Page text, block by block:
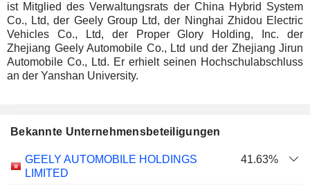
ist Mitglied des Verwaltungsrats der China Hybrid System
Co., Ltd, der Geely Group Ltd, der Ninghai Zhidou Electric
Vehicles Co., Ltd, der Proper Glory Holding, Inc. der
Zhejiang Geely Automobile Co., Ltd und der Zhejiang Jirun
Automobile Co., Ltd. Er erhielt seinen Hochschulabschluss
an der Yanshan University.
Bekannte Unternehmensbeteiligungen
Anzahl
GEELY AUTOMOBILE HOLDINGS
LIMITED
41.63%